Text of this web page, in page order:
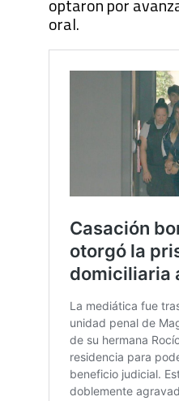
optaron por
oral.